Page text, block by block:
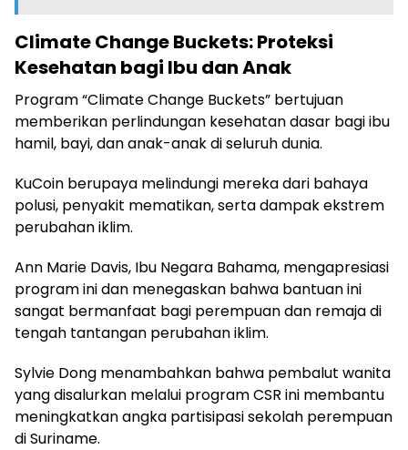
Climate Change Buckets: Proteksi
Kesehatan bagi Ibu dan Anak
Program “Climate Change Buckets” bertujuan
memberikan perlindungan kesehatan dasar bagi ibu
hamil, bayi, dan anak-anak di seluruh dunia.
KuCoin berupaya melindungi mereka dari bahaya
polusi, penyakit mematikan, serta dampak ekstrem
perubahan iklim.
Ann Marie Davis, Ibu Negara Bahama, mengapresiasi
program ini dan menegaskan bahwa bantuan ini
sangat bermanfaat bagi perempuan dan remaja di
tengah tantangan perubahan iklim.
Sylvie Dong menambahkan bahwa pembalut wanita
yang disalurkan melalui program CSR ini membantu
meningkatkan angka partisipasi sekolah perempuan
di Suriname.